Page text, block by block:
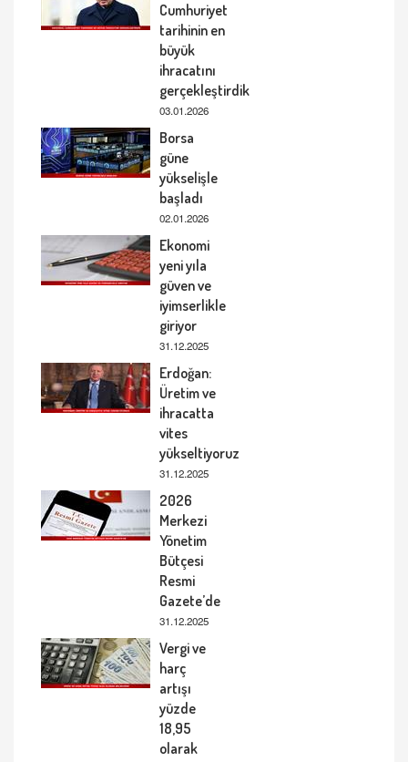
Cumhuriyet
tarihinin en
büyük
ihracatını
gerçekleştirdik
03.01.2026
Borsa
güne
yükselişle
başladı
02.01.2026
Ekonomi
yeni yıla
güven ve
iyimserlikle
giriyor
31.12.2025
Erdoğan:
Üretim ve
ihracatta
vites
yükseltiyoruz
31.12.2025
2026
Merkezi
Yönetim
Bütçesi
Resmi
Gazete’de
31.12.2025
Vergi ve
harç
artışı
yüzde
18,95
olarak